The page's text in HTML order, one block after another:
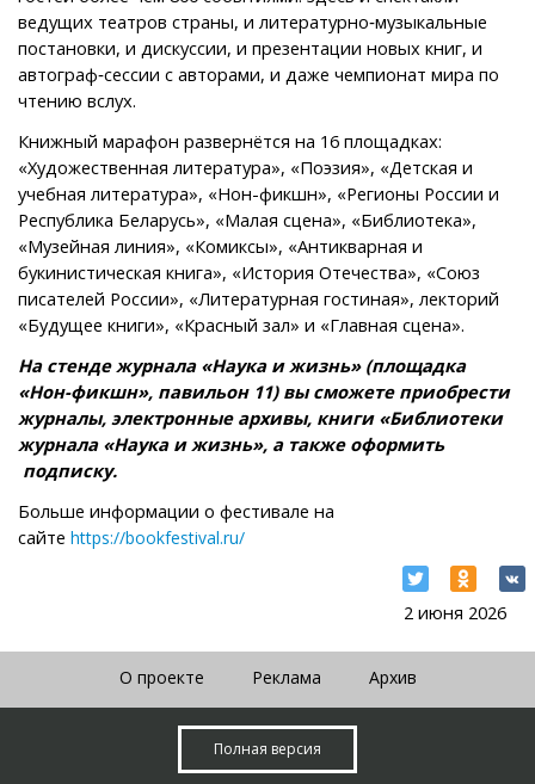
ведущих театров страны, и литературно‑музыкальные
постановки, и дискуссии, и презентации новых книг, и
автограф‑сессии с авторами, и даже чемпионат мира по
чтению вслух.
Книжный марафон развернётся на 16 площадках:
«Художественная литература», «Поэзия», «Детская и
учебная литература», «Нон-фикшн», «Регионы России и
Республика Беларусь», «Малая сцена», «Библиотека»,
«Музейная линия», «Комиксы», «Антикварная и
букинистическая книга», «История Отечества», «Союз
писателей России», «Литературная гостиная», лекторий
«Будущее книги», «Красный зал» и «Главная сцена».
На стенде журнала «Наука и жизнь» (площадка
«Нон-фикшн», павильон 11) вы сможете приобрести
журналы, электронные архивы, книги «Библиотеки
журнала «Наука и жизнь», а также оформить
подписку.
Больше информации о фестивале на
сайте https://bookfestival.ru/
2 июня 2026
О проекте Реклама Архив
Полная версия